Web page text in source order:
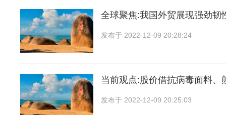
全球聚焦:我国外贸展现强劲韧
发布于 2022-12-09 20:28:24
当前观点:股价借抗病毒面料、
发布于 2022-12-09 20:25:03